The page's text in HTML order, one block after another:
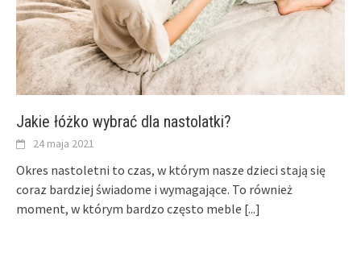
Jakie łóżko wybrać dla nastolatki?
24 maja 2021
Okres nastoletni to czas, w którym nasze dzieci stają się
coraz bardziej świadome i wymagające. To również
moment, w którym bardzo często meble [...]